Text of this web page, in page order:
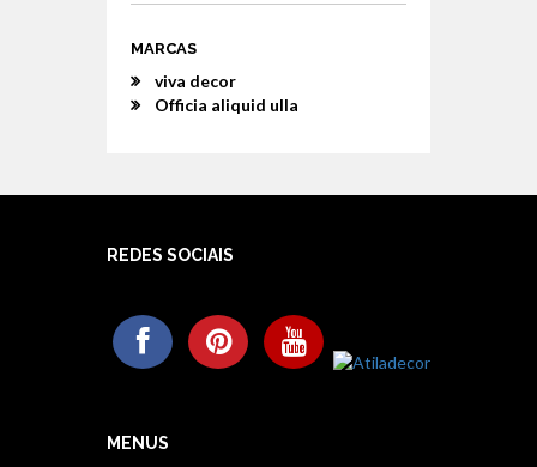
MARCAS
viva decor
Officia aliquid ulla
REDES SOCIAIS
MENUS